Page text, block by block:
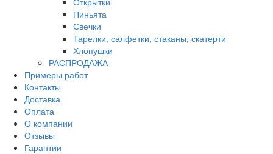
Пиньята
Свечки
Тарелки, салфетки, стаканы, скатерти
Хлопушки
РАСПРОДАЖА
Примеры работ
Контакты
Доставка
Оплата
О компании
Отзывы
Гарантии